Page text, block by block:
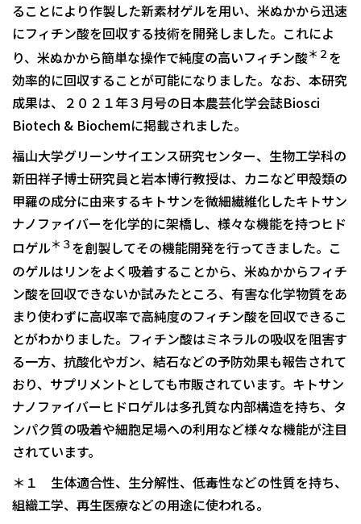
ることにより作製した新素材ゲルを用い、米ぬかから迅速
にフィチン酸を回収する技術を開発しました。これによ
り、米ぬかから簡単な操作で純度の高いフィチン酸＊２を
効率的に回収することが可能になりました。なお、本研究
成果は、２０２１年３月号の日本農芸化学会誌Biosci
Biotech & Biochemに掲載されました。
福山大学グリーンサイエンス研究センター、生物工学科の
新田祥子博士研究員と岩本博行教授は、カニなど甲殻類の
甲羅の成分に由来するキトサンを微細繊維化したキトサン
ナノファイバーを化学的に架橋し、様々な機能を持つヒド
ロゲル＊３を創製してその機能開発を行ってきました。こ
のゲルはリンをよく吸着することから、米ぬかからフィチ
ン酸を回収できないか試みたところ、有害な化学物質をあ
まり使わずに高収率で高純度のフィチン酸を回収できるこ
とがわかりました。フィチン酸はミネラルの吸収を阻害す
る一方、抗酸化やガン、結石などの予防効果も報告されて
おり、サプリメントとしても市販されています。キトサン
ナノファイバーヒドロゲルは多孔質な内部構造を持ち、タ
ンパク質の吸着や細胞足場への利用など様々な機能が注目
されています。
＊１ 生体適合性、生分解性、低毒性などの性質を持ち、
組織工学、再生医療などの用途に使われる。